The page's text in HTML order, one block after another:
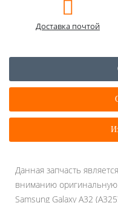
Доставка почтой
Данная запчасть
вниманию
Samsung Galaxy A32